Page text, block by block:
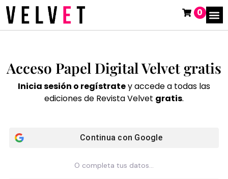
0
Acceso Papel Digital Velvet gratis
Inicia sesión o regístratey accede a todas las
ediciones de Revista Velvet gratis.
Continua con Google
O completa tus datos...